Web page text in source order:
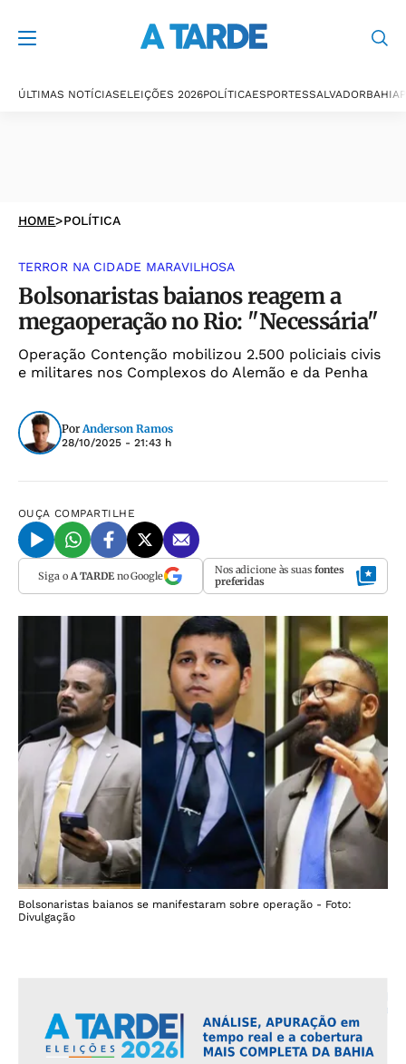
ÚLTIMAS NOTÍCIASELEIÇÕES 2026POLÍTICAESPORTESSALVADORBAHIA
HOME>POLÍTICA
TERROR NA CIDADE MARAVILHOSA
Bolsonaristas baianos reagem a
megaoperação no Rio: "Necessária"
Operação Contenção mobilizou 2.500 policiais civis
e militares nos Complexos do Alemão e da Penha
Por Anderson Ramos
28/10/2025 - 21:43 h
OUÇA COMPARTILHE
Siga o A TARDEno Google Nos adicione às suas fontes
preferidas
Bolsonaristas baianos se manifestaram sobre operação - Foto:
Divulgação